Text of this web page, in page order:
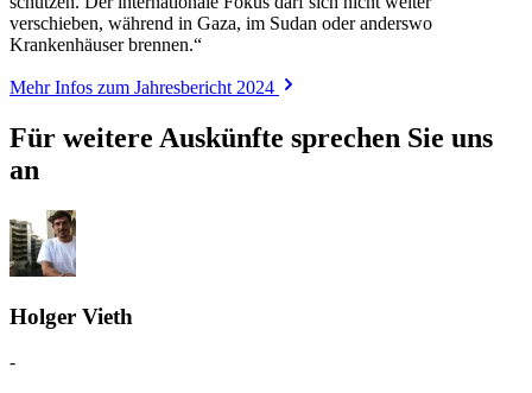
verschieben, während in Gaza, im Sudan oder anderswo
Krankenhäuser brennen.“
Mehr Infos zum Jahresbericht 2024
Für weitere Auskünfte sprechen Sie uns
an
Holger Vieth
-